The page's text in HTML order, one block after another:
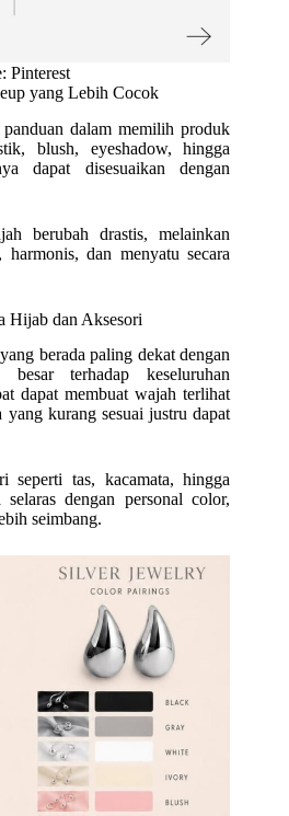
Pinterest
yang Lebih Cocok
dalam memilih produk
blush, eyeshadow, hingga
dapat disesuaikan dengan
berubah drastis, melainkan
dan menyatu secara
Hijab dan Aksesori
berada paling dekat dengan
terhadap keseluruhan
dapat membuat wajah terlihat
yang kurang sesuai justru dapat
seperti tas, kacamata, hingga
dengan personal color,
seimbang.